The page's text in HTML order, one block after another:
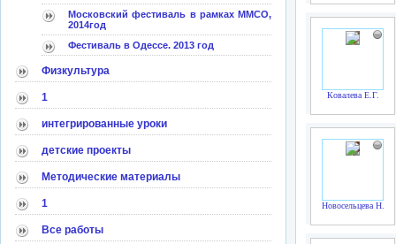
Московский фестиваль в рамках ММСО,
2014год
Фестиваль в Одессе. 2013 год
Физкультура
1
интегрированные уроки
детские проекты
Методические материалы
1
Все работы
Ковалева Е.Г.
Новосельцева Н.Л.